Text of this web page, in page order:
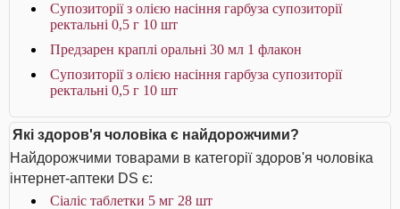
Супозиторії з олією насіння гарбуза супозиторії
ректальні 0,5 г 10 шт
Предзарен краплі оральні 30 мл 1 флакон
Супозиторії з олією насіння гарбуза супозиторії
ректальні 0,5 г 10 шт
Які здоров'я чоловіка є найдорожчими?
Найдорожчими товарами в категорії здоров'я чоловіка
інтернет-аптеки DS є:
Сіаліс таблетки 5 мг 28 шт